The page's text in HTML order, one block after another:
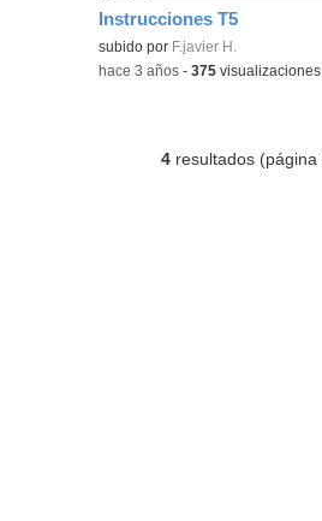
Instrucciones T5
Contenido educativo.
subido por F.javier H.
-hace 3 años -375 visualizaciones
4 resultados (página